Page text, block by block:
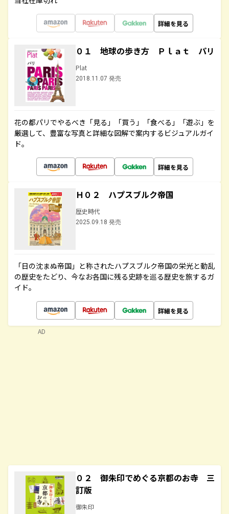
詳細を見る
０１ 地球の歩き方 Ｐｌａｔ パリ
Plat
2018.11.07 発売
花の都パリでやるべき「見る」「買う」「食べる」「遊ぶ」を
厳選して、豊富な写真と詳細な図解で案内するビジュアルガイ
ド。
詳細を見る
Ｈ０２ ハプスブルク帝国
歴史時代
2025.09.18 発売
「日の沈まぬ帝国」と称されたハプスブルク帝国の栄光と動乱
の歴史をたどり、今なお各国に残る史跡を巡る歴史を旅するガ
イド。
詳細を見る
０２ 御朱印でめぐる京都のお寺 三
訂版
御朱印
AD